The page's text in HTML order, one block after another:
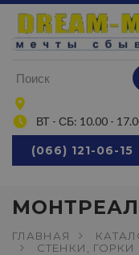
ВТ - СБ: 10.00 -
(066) 121-06-15
ГЛАВНАЯ
СТЕНКИ, ГОРКИ